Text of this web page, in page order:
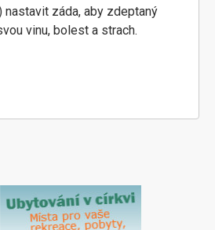
nastavit záda, aby zdeptaný
vinu, bolest a strach.